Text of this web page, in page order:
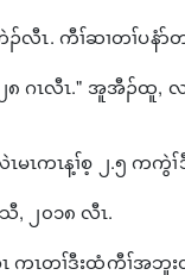
လီၤ. ကီၢ်ဆၢတၢ်ပနံ
၂၈ ဂၤလီၤ." အူအီၣ်ထူ,
ၤကၤန့ၢ်စ့ ၂.၅ ကကွဲၢ်
, ၂၀၁၈ လီၤ.
ကၤတၢ်ဒီးထံကီၢ်အဘူး